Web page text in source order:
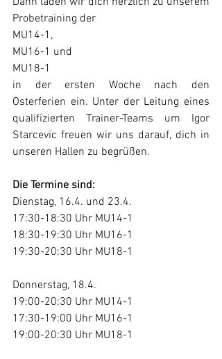
Probetraining der
MU14-1,
MU16-1 und
MU18-1
in der ersten Woche nach den
Osterferien ein. Unter der Leitung eines
qualifizierten Trainer-Teams um Igor
Starcevic freuen wir uns darauf, dich in
unseren Hallen zu begrüßen.
Die Termine sind:
Dienstag, 16.4. und 23.4.
17:30-18:30 Uhr MU14-1
18:30-19:30 Uhr MU16-1
19:30-20:30 Uhr MU18-1
Donnerstag, 18.4.
19:00-20:30 Uhr MU14-1
17:30-19:00 Uhr MU16-1
19:00-20:30 Uhr MU18-1